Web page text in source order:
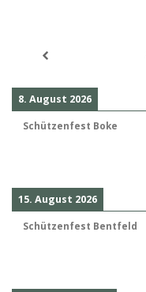
8. August 2026
Schützenfest Boke
15. August 2026
Schützenfest Bentfeld